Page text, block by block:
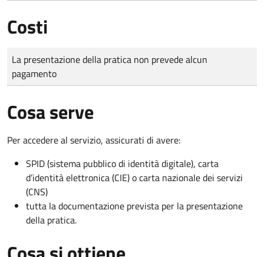
Costi
Tipo di pagamento
Importo
La presentazione della pratica non prevede alcun
pagamento
Cosa serve
Per accedere al servizio, assicurati di avere:
SPID (sistema pubblico di identità digitale), carta
d’identità elettronica (CIE) o carta nazionale dei servizi
(CNS)
tutta la documentazione prevista per la presentazione
della pratica.